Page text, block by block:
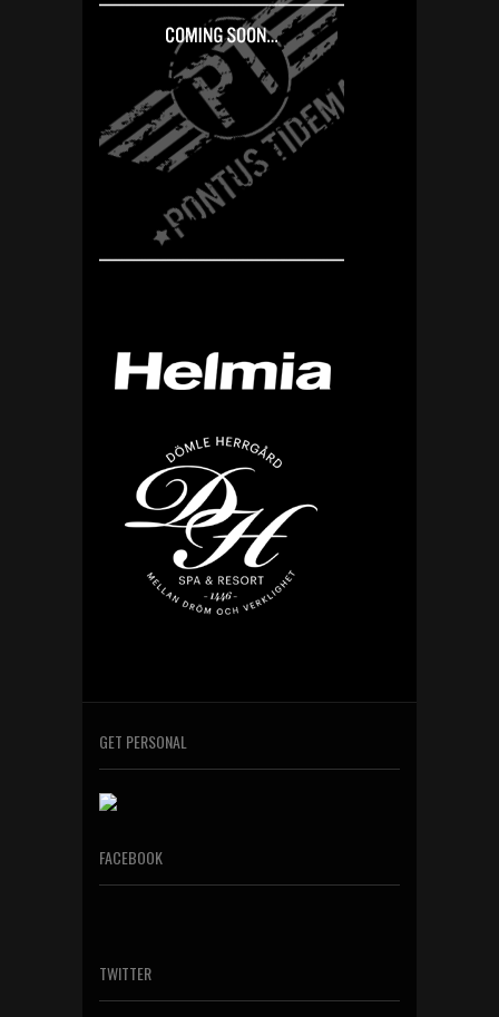
GET PERSONAL
FACEBOOK
TWITTER